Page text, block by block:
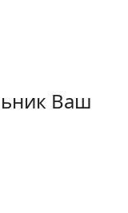
Ваш